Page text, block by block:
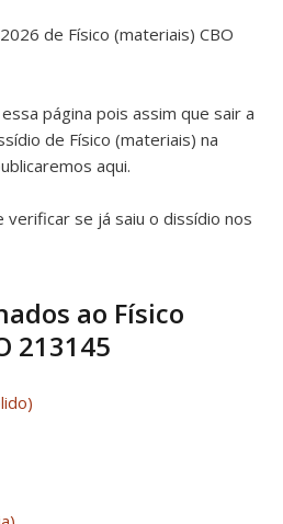
de Físico (materiais) CBO
página pois assim que sair a
de Físico (materiais) na
aqui.
verificar se já saiu o dissídio nos
ao Físico
213145